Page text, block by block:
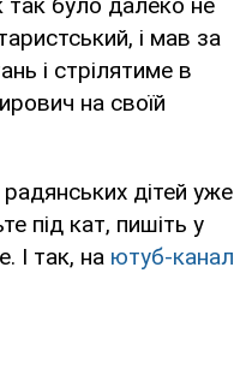
і мав за
і стрілятиме в
на своїй
дітей уже
під кат, пишіть у
І так, на ютуб-канал